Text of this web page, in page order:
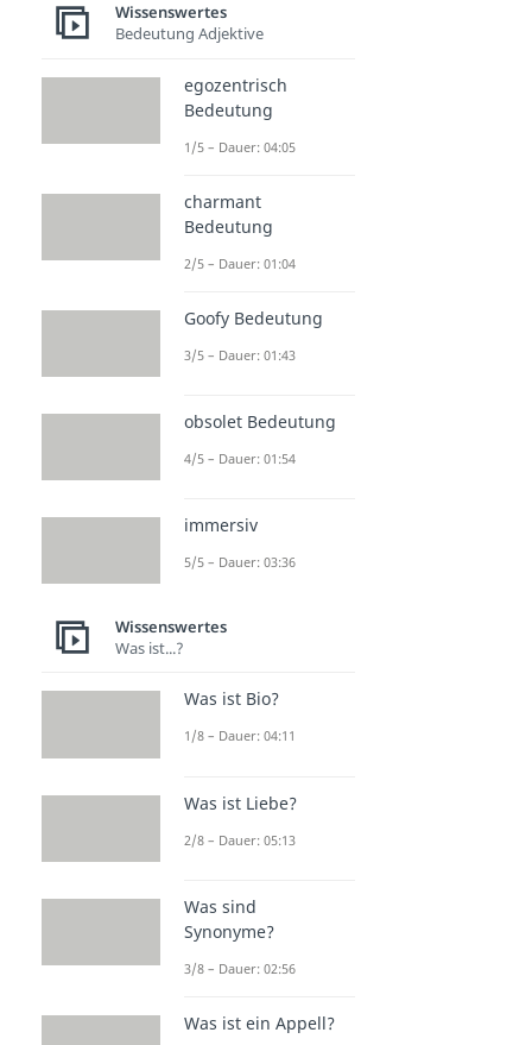
Wissenswertes
Bedeutung Adjektive
egozentrisch
Bedeutung
1/5 – Dauer: 04:05
charmant
Bedeutung
2/5 – Dauer: 01:04
Goofy Bedeutung
3/5 – Dauer: 01:43
obsolet Bedeutung
4/5 – Dauer: 01:54
immersiv
5/5 – Dauer: 03:36
Wissenswertes
Was ist...?
Was ist Bio?
1/8 – Dauer: 04:11
Was ist Liebe?
2/8 – Dauer: 05:13
Was sind
Synonyme?
3/8 – Dauer: 02:56
Was ist ein Appell?